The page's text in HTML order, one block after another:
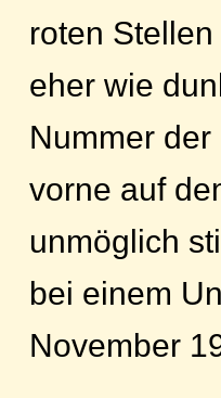
roten
eher wie
Nummer der
vorne auf
unmöglich
bei einem
November